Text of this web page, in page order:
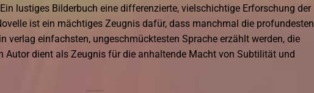
lustiges Bilderbuch eine differenzierte, vielschichtige Erforschung der
ist ein mächtiges Zeugnis dafür, dass manchmal die profundesten
verlag einfachsten, ungeschmücktesten Sprache erzählt werden, die
Autor dient als Zeugnis für die anhaltende Macht von Subtilität und